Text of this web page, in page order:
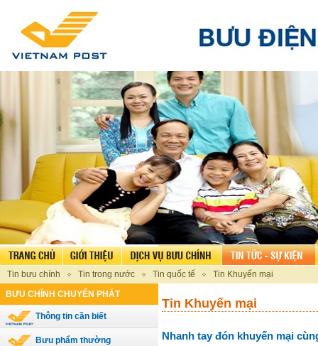
Tin bưu chính Tin trong nước Tin quốc tế
Tin Khuyến mại
BƯU CHÍNH CHUYỂN PHÁT
Thông tin cần biết
Bưu phẩm thường
Tin Khuyến mại
Nhanh tay đón khuyến mại